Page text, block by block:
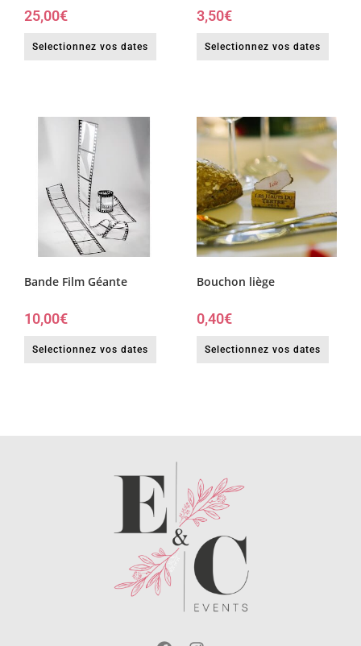
25,00€
Selectionnez vos dates
3,50€
Selectionnez vos dates
Bande Film Géante
10,00€
Selectionnez vos dates
Bouchon liège
0,40€
Selectionnez vos dates